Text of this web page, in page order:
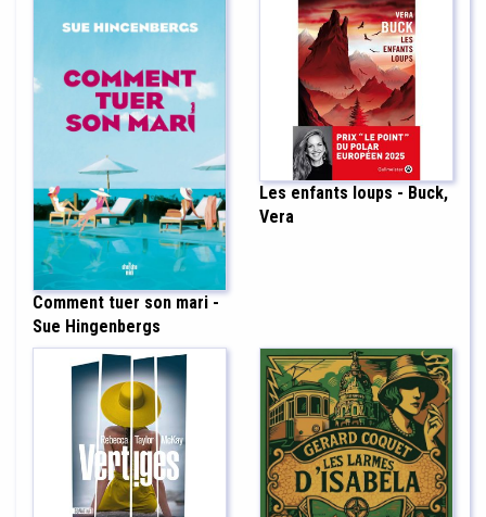
Comment tuer son mari -
Sue Hingenbergs
Les enfants loups - Buck,
Vera